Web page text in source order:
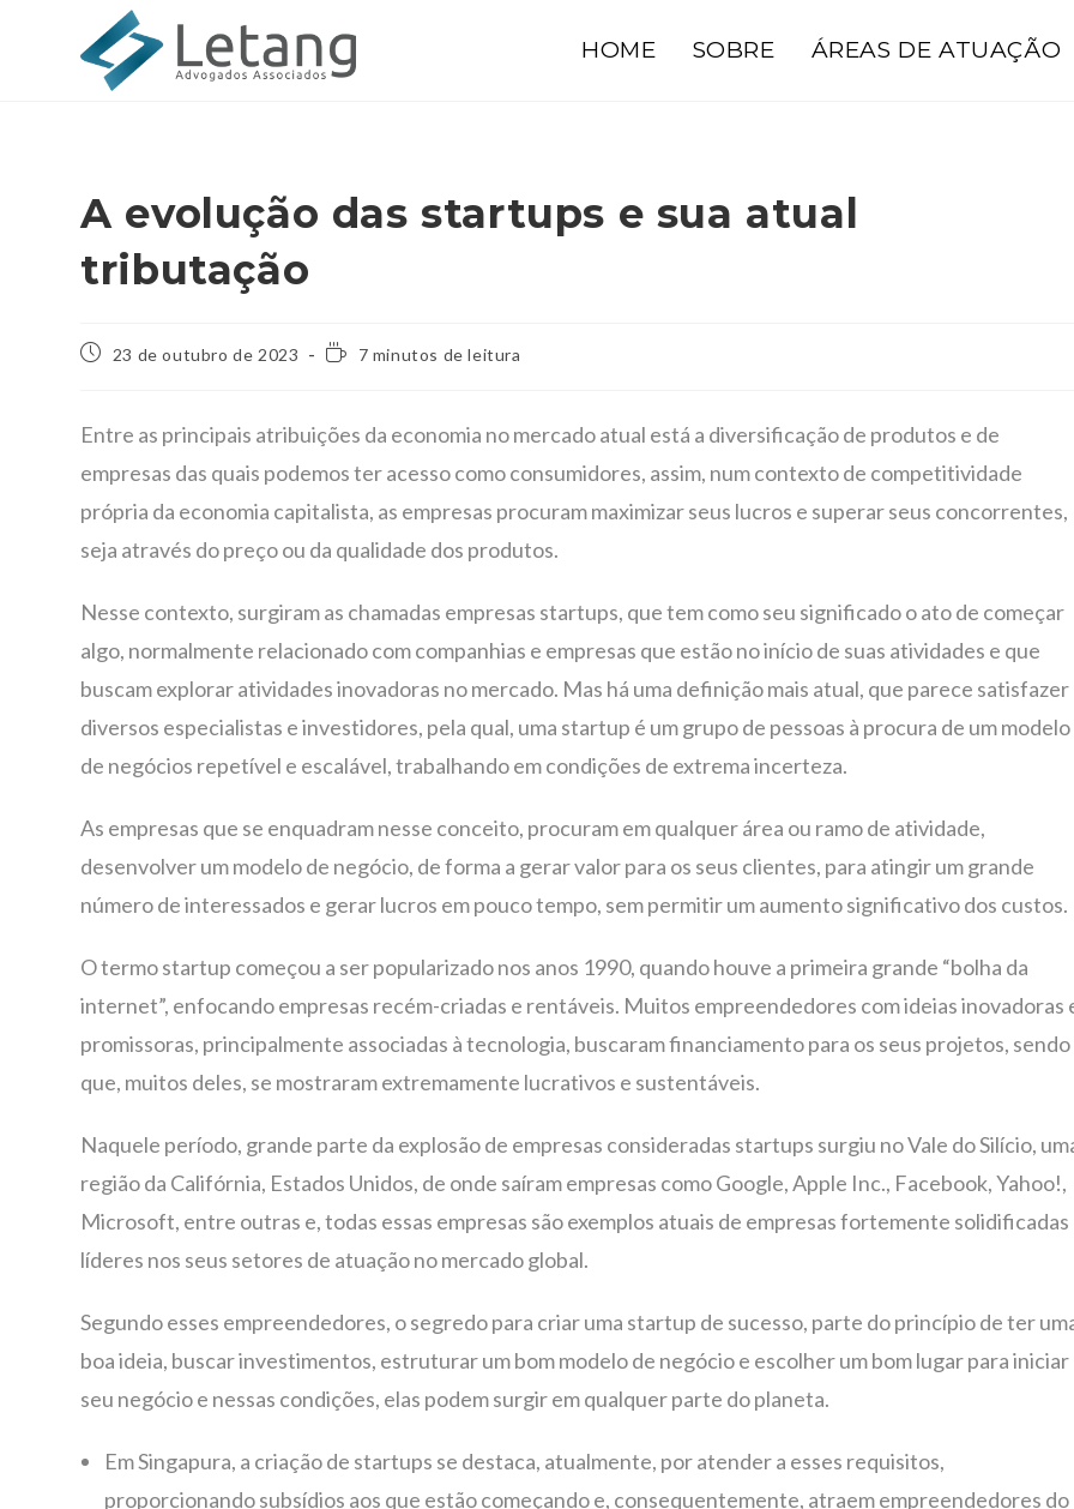
HOME SOBRE ÁREAS DE ATUAÇÃO
A evolução das startups e sua atual
tributação
23 de outubro de 2023 7 minutos de leitura
Entre as principais atribuições da economia no mercado atual está a diversificação de produtos e de
empresas das quais podemos ter acesso como consumidores, assim, num contexto de competitividade
própria da economia capitalista, as empresas procuram maximizar seus lucros e superar seus concorrentes,
seja através do preço ou da qualidade dos produtos.
Nesse contexto, surgiram as chamadas empresas startups, que tem como seu significado o ato de começar
algo, normalmente relacionado com companhias e empresas que estão no início de suas atividades e que
buscam explorar atividades inovadoras no mercado. Mas há uma definição mais atual, que parece satisfazer
diversos especialistas e investidores, pela qual, uma startup é um grupo de pessoas à procura de um modelo
de negócios repetível e escalável, trabalhando em condições de extrema incerteza.
As empresas que se enquadram nesse conceito, procuram em qualquer área ou ramo de atividade,
desenvolver um modelo de negócio, de forma a gerar valor para os seus clientes, para atingir um grande
número de interessados e gerar lucros em pouco tempo, sem permitir um aumento significativo dos custos.
O termo startup começou a ser popularizado nos anos 1990, quando houve a primeira grande “bolha da
internet”, enfocando empresas recém-criadas e rentáveis. Muitos empreendedores com ideias inovadoras
promissoras, principalmente associadas à tecnologia, buscaram financiamento para os seus projetos, sendo
que, muitos deles, se mostraram extremamente lucrativos e sustentáveis.
Naquele período, grande parte da explosão de empresas consideradas startups surgiu no Vale do Silício,
região da Califórnia, Estados Unidos, de onde saíram empresas como Google, Apple Inc., Facebook, Yahoo!,
Microsoft, entre outras e, todas essas empresas são exemplos atuais de empresas fortemente solidificadas
líderes nos seus setores de atuação no mercado global.
Segundo esses empreendedores, o segredo para criar uma startup de sucesso, parte do princípio de ter
boa ideia, buscar investimentos, estruturar um bom modelo de negócio e escolher um bom lugar para iniciar
seu negócio e nessas condições, elas podem surgir em qualquer parte do planeta.
Em Singapura, a criação de startups se destaca, atualmente, por atender a esses requisitos,
proporcionando subsídios aos que estão começando e, consequentemente, atraem empreendedores do